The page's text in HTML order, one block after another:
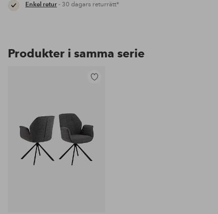
Enkel retur- 30 dagars returrätt*
Produkter i samma serie